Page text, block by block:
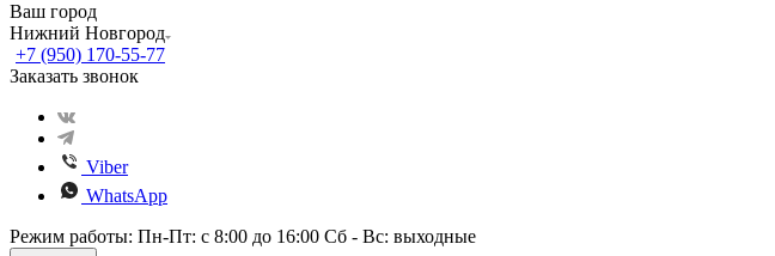
Ваш город
Нижний Новгород
+7 (950) 170-55-77
Заказать звонок
Viber
WhatsApp
Режим работы: Пн-Пт: с 8:00 до 16:00 Сб - Вс: выходные